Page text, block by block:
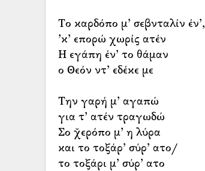
Το καρδόπο μ’ σεβνταλίν έν’,
’κ’ επορώ χωρίς ατέν
Η εγάπη έν’ το θάμαν
ο Θεόν ντ’ εδέκε με
Την γαρή μ’ αγαπώ
για τ’ ατέν τραγωδώ
Σο χ̌ερόπο μ’ η λύρα
και το τοξάρ’ σύρ’ ατο/
το τοξάρι μ’ σύρ’ ατο